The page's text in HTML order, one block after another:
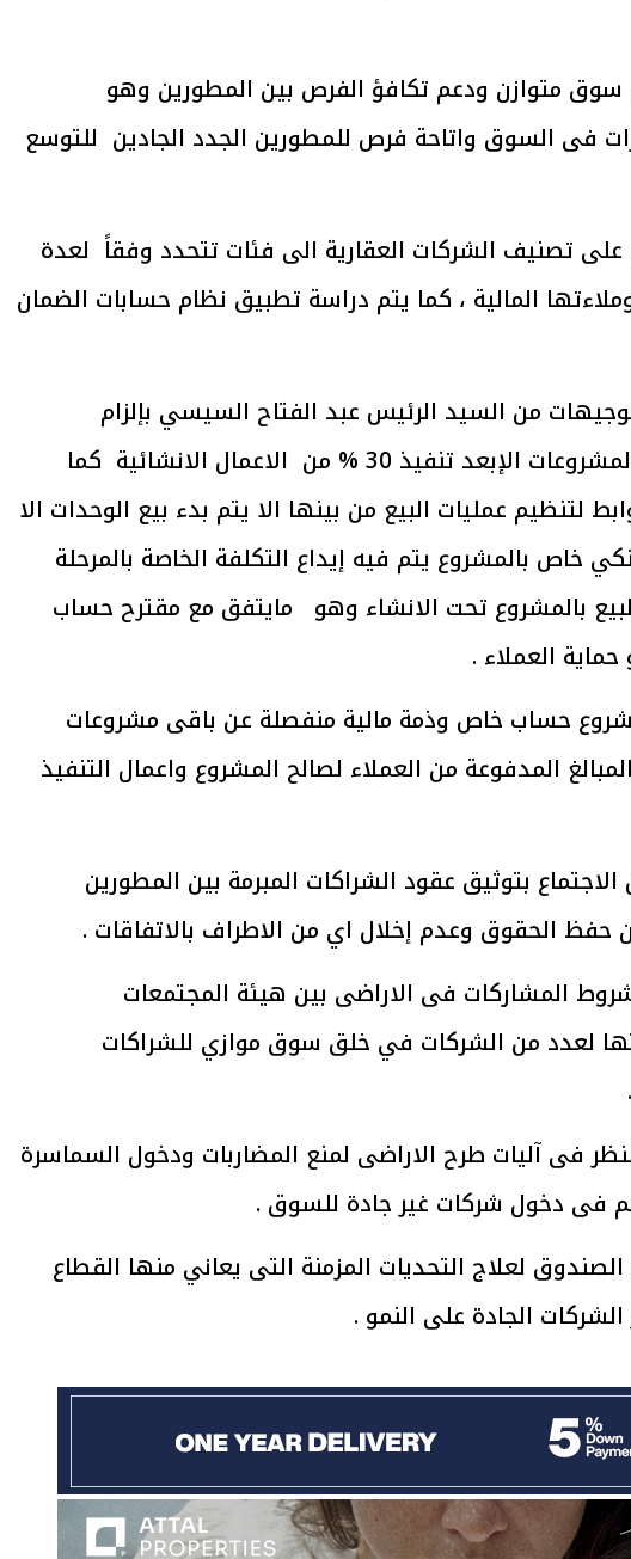
متوازن ودعم تكافؤ الفرص بين المطورين وهو
فى السوق واتاحة فرص للمطورين الجدد الجادين للتوسع
تصنيف الشركات العقارية الى فئات تتحدد وفقاً لعدة
المالية ، كما يتم دراسة تطبيق نظام حسابات الضمان
إصدار توجيهات من السيد الرئيس عبد الفتاح السيسي بإلزام
الشركات العقارية بعدم البيع فى المشروعات الإبعد تنفيذ 30 % من الاعمال الانشائية كما
عمليات البيع من بينها الا يتم بدء بيع الوحدات الا
خاص بالمشروع يتم فيه إيداع التكلفة الخاصة بالمرحلة
بالمشروع تحت الانشاء وهو مايتفق مع مقترح حساب
العملاء .
حساب خاص وذمة مالية منفصلة عن باقى مشروعات
المدفوعة من العملاء لصالح المشروع واعمال التنفيذ
بتوثيق عقود الشراكات المبرمة بين المطورين
الحقوق وعدم إخلال اي من الاطراف بالاتفاقات .
المشاركات فى الاراضى بين هيئة المجتمعات
لعدد من الشركات في خلق سوق موازي للشراكات
فى آليات طرح الاراضى لمنع المضاربات ودخول السماسرة
فى دخول شركات غير جادة للسوق .
لعلاج التحديات المزمنة التى يعاني منها القطاع
الجادة على النمو .
يتابع الإجراءات الخاصة
التوجيهات الرئاسية بطرح وحدات
سكنية بالإيجار للمواطنين
30 مارس 2026 04:40 م
افتتاح «إيجبس 2026» بحضور دولي
واسع.. والبترول: مصر تعزز مكانتها
بوصفها مركزًا إقليميًّا للطاقة
30 مارس 2026 03:59 م
يتابع الإجراءات الخاصة
الرئاسية بطرح وحدات
سكنية بالإيجار للمواطنين
30 مارس 2026 04:40 م
افتتاح «إيجبس 2026» بحضور دولي
واسع.. والبترول: مصر تعزز مكانتها
يتابع الإجراءات الخاصة
سكنية بالإيجار للمواطنين بوصفها مركزًا إقليميًّا للطاقة
30 مارس 2026 03:59 م